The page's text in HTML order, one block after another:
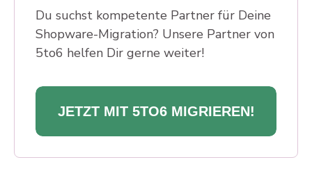
Du suchst kompetente Partner für Deine
Shopware-Migration? Unsere Partner von
5to6 helfen Dir gerne weiter!
JETZT MIT 5TO6 MIGRIEREN!